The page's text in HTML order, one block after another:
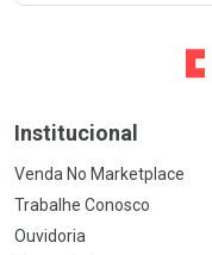
Ir
Institucional
Venda No Marketplace
Trabalhe Conosco
Ouvidoria